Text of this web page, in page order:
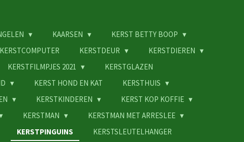
KAARSEN
KERST BETTY BOOP
KERSTCOMPUTER KERSTDEUR
KERSTDIEREN
KERSTFILMPJES 2021
KERSTGLAZEN
KERST HOND EN KAT
KERSTHUIS
KERSTKINDEREN
KERST KOP KOFFIE
KERSTMAN
KERSTMAN MET ARRESLEE
KERSTPINGUINS
KERSTSLEUTELHANGER